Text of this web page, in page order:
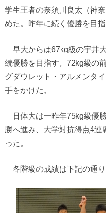
学生王者の奈須川良太（神
めた。昨年に続く優勝を目指
早大からは67kg級の宇井
続優勝を目指す。72kg級の
グダウレット・アルメンタ
手をかけた。
日体大は一昨年75kg級優
勝へ進み、大学対抗得点4連
った。
各階級の成績は下記の通り